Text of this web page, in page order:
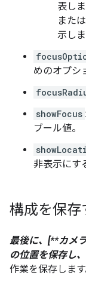
表し
また
示しま
めのオプシ
showFocus
ブール値。
非表示にす
構成を保存
最後に、 [**カメ
の位置を保存し
作業を保存します